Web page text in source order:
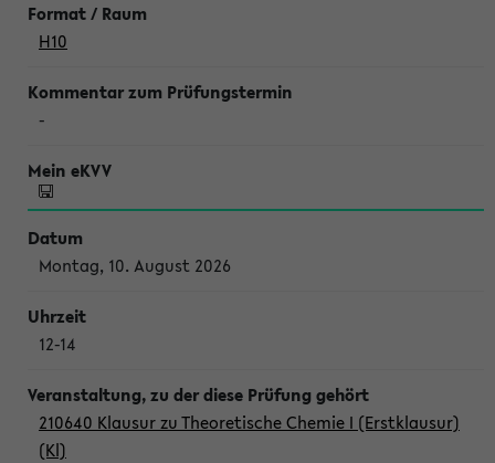
H10
-
Montag, 10. August 2026
12-14
210640 Klausur zu Theoretische Chemie I (Erstklausur)
(Kl)